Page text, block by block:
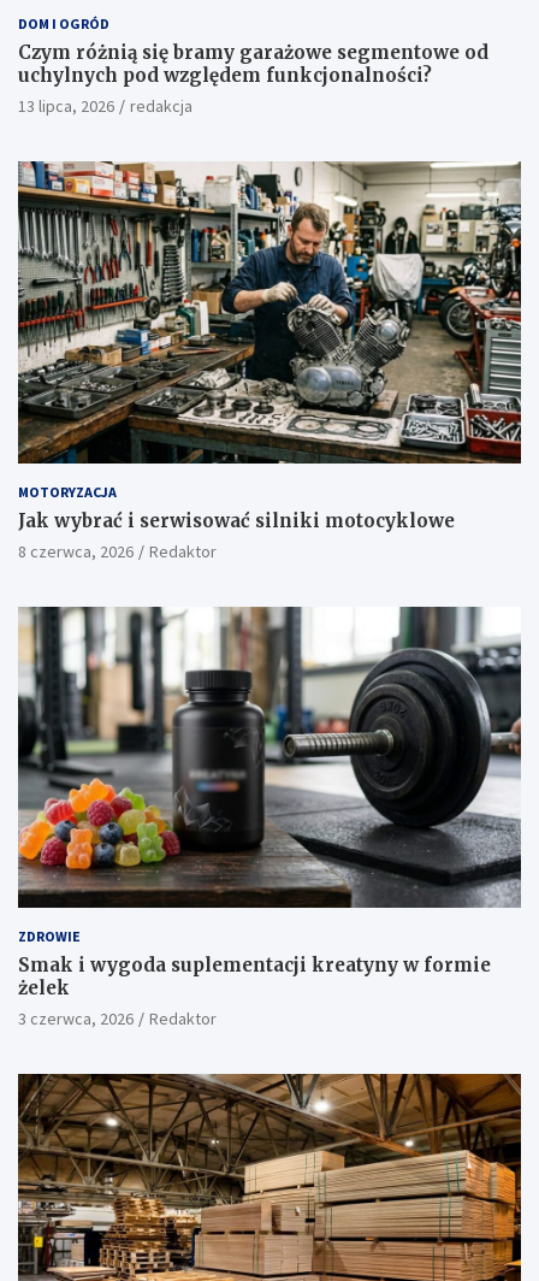
DOM I OGRÓD
Czym różnią się bramy garażowe segmentowe od
uchylnych pod względem funkcjonalności?
13 lipca, 2026 redakcja
MOTORYZACJA
Jak wybrać i serwisować silniki motocyklowe
8 czerwca, 2026 Redaktor
ZDROWIE
Smak i wygoda suplementacji kreatyny w formie
żelek
3 czerwca, 2026 Redaktor